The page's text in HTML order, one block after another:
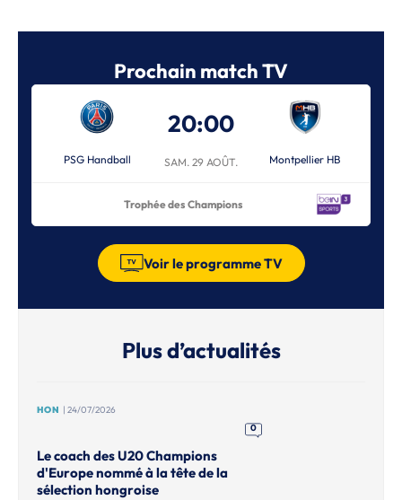
Prochain match TV
PSG Handball
20:00
SAM. 29 AOÛT. Montpellier HB
Trophée des Champions
Voir le programme TV
Plus d’actualités
HON | 24/07/2026
0
Le coach des U20 Champions
d'Europe nommé à la tête de la
sélection hongroise